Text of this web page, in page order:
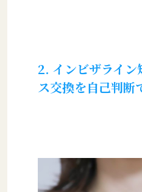
2. インビザライン
ス交換を自己判断